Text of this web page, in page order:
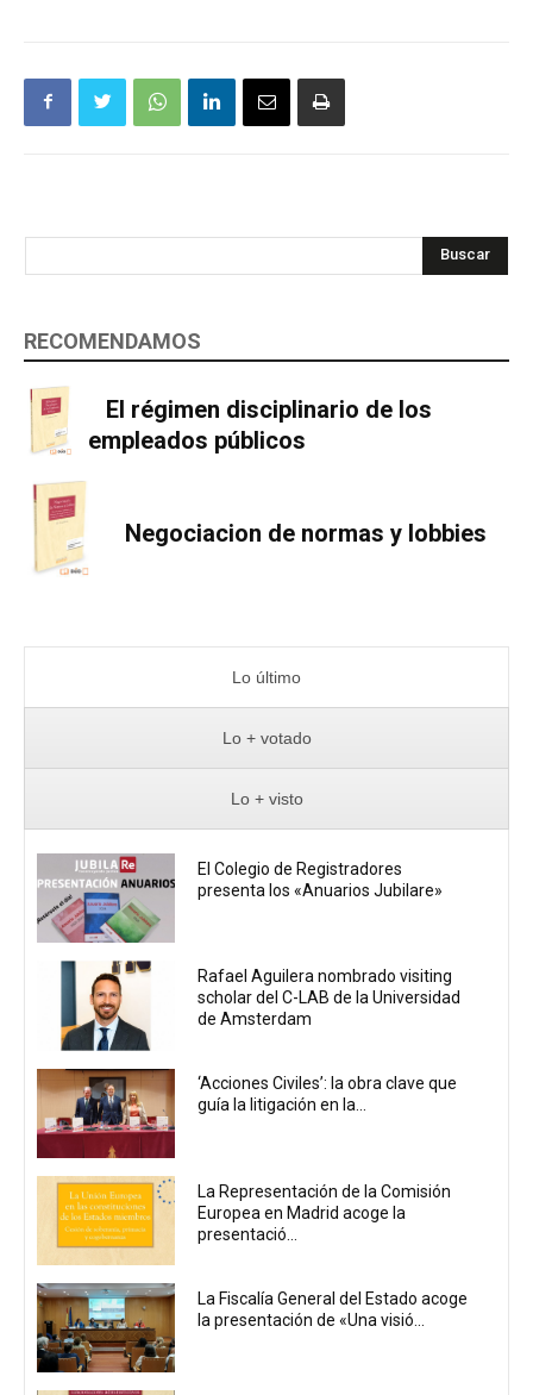
Buscar
RECOMENDAMOS
El régimen disciplinario de los
empleados públicos
Negociacion de normas y lobbies
Lo último
Lo + votado
Lo + visto
El Colegio de Registradores
presenta los «Anuarios Jubilare»
Rafael Aguilera nombrado visiting
scholar del C-LAB de la Universidad
de Amsterdam
‘Acciones Civiles’: la obra clave que
guía la litigación en la...
La Representación de la Comisión
Europea en Madrid acoge la
presentació...
La Fiscalía General del Estado acoge
la presentación de «Una visió...